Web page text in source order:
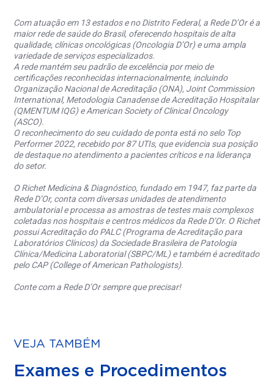
Com atuação em 13 estados e no Distrito Federal, a Rede D’Or é a
maior rede de saúde do Brasil, oferecendo hospitais de alta
qualidade, clínicas oncológicas (Oncologia D’Or) e uma ampla
variedade de serviços especializados.
A rede mantém seu padrão de excelência por meio de
certificações reconhecidas internacionalmente, incluindo
Organização Nacional de Acreditação (ONA), Joint Commission
International, Metodologia Canadense de Acreditação Hospitalar
(QMENTUM IQG) e American Society of Clinical Oncology
(ASCO).
O reconhecimento do seu cuidado de ponta está no selo Top
Performer 2022, recebido por 87 UTIs, que evidencia sua posição
de destaque no atendimento a pacientes críticos e na liderança
do setor.
O Richet Medicina & Diagnóstico, fundado em 1947, faz parte da
Rede D’Or, conta com diversas unidades de atendimento
ambulatorial e processa as amostras de testes mais complexos
coletadas nos hospitais e centros médicos da Rede D’Or. O Richet
possui Acreditação do PALC (Programa de Acreditação para
Laboratórios Clínicos) da Sociedade Brasileira de Patologia
Clínica/Medicina Laboratorial (SBPC/ML) e também é acreditado
pelo CAP (College of American Pathologists).
Conte com a Rede D’Or sempre que precisar!
VEJA TAMBÉM
Exames e Procedimentos